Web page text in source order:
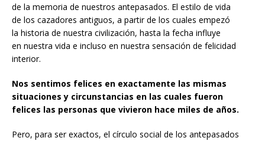
de la memoria de nuestros antepasados. El estilo de vida
de los cazadores antiguos, a partir de los cuales empezó
la historia de nuestra civilización, hasta la fecha influye
en nuestra vida e incluso en nuestra sensación de felicidad
interior.
Nos sentimos felices en exactamente las mismas
situaciones y circunstancias en las cuales fueron
felices las personas que vivieron hace miles de años.
Pero, para ser exactos, el círculo social de los antepasados